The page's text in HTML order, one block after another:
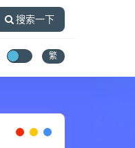
搜索一下
繁